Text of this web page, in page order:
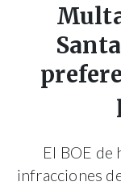
El BOE
infracciones